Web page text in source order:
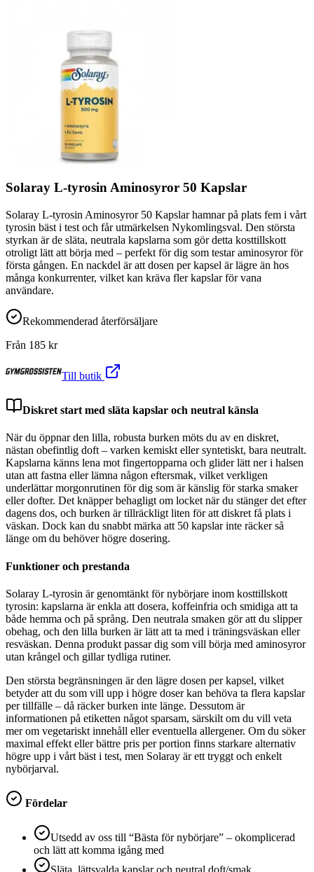
Solaray L-tyrosin Aminosyror 50 Kapslar
Solaray L-tyrosin Aminosyror 50 Kapslar hamnar på plats fem i vårt
tyrosin bäst i test och får utmärkelsen Nykomlingsval. Den största
styrkan är de släta, neutrala kapslarna som gör detta kosttillskott
otroligt lätt att börja med – perfekt för dig som testar aminosyror för
första gången. En nackdel är att dosen per kapsel är lägre än hos
många konkurrenter, vilket kan kräva fler kapslar för vana
användare.
Rekommenderad återförsäljare
Från 185 kr
Till butik
Diskret start med släta kapslar och neutral känsla
När du öppnar den lilla, robusta burken möts du av en diskret,
nästan obefintlig doft – varken kemiskt eller syntetiskt, bara neutralt.
Kapslarna känns lena mot fingertopparna och glider lätt ner i halsen
utan att fastna eller lämna någon eftersmak, vilket verkligen
underlättar morgonrutinen för dig som är känslig för starka smaker
eller dofter. Det knäpper behagligt om locket när du stänger det efter
dagens dos, och burken är tillräckligt liten för att diskret få plats i
väskan. Dock kan du snabbt märka att 50 kapslar inte räcker så
länge om du behöver högre dosering.
Funktioner och prestanda
Solaray L-tyrosin är genomtänkt för nybörjare inom kosttillskott
tyrosin: kapslarna är enkla att dosera, koffeinfria och smidiga att ta
både hemma och på språng. Den neutrala smaken gör att du slipper
obehag, och den lilla burken är lätt att ta med i träningsväskan eller
resväskan. Denna produkt passar dig som vill börja med aminosyror
utan krångel och gillar tydliga rutiner.
Den största begränsningen är den lägre dosen per kapsel, vilket
betyder att du som vill upp i högre doser kan behöva ta flera kapslar
per tillfälle – då räcker burken inte länge. Dessutom är
informationen på etiketten något sparsam, särskilt om du vill veta
mer om vegetariskt innehåll eller eventuella allergener. Om du söker
maximal effekt eller bättre pris per portion finns starkare alternativ
högre upp i vårt bäst i test, men Solaray är ett tryggt och enkelt
nybörjarval.
Fördelar
Utsedd av oss till “Bästa för nybörjare” – okomplicerad
och lätt att komma igång med